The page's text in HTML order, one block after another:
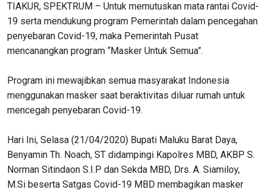
TIAKUR, SPEKTRUM – Untuk memutuskan mata rantai Covid-
19 serta mendukung program Pemerintah dalam pencegahan
penyebaran Covid-19, maka Pemerintah Pusat
mencanangkan program “Masker Untuk Semua”.
Program ini mewajibkan semua masyarakat Indonesia
menggunakan masker saat beraktivitas diluar rumah untuk
mencegah penyebaran Covid-19.
Hari Ini, Selasa (21/04/2020) Bupati Maluku Barat Daya,
Benyamin Th. Noach, ST didampingi Kapolres MBD, AKBP S.
Norman Sitindaon S.I.P dan Sekda MBD, Drs. A. Siamiloy,
M.Si beserta Satgas Covid-19 MBD membagikan masker